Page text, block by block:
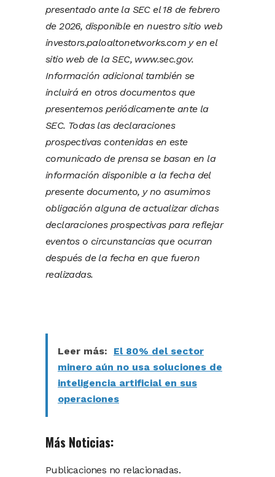
presentado ante la SEC el 18 de febrero
de 2026, disponible en nuestro sitio web
investors.paloaltonetworks.com y en el
sitio web de la SEC, www.sec.gov.
Información adicional también se
incluirá en otros documentos que
presentemos periódicamente ante la
SEC. Todas las declaraciones
prospectivas contenidas en este
comunicado de prensa se basan en la
información disponible a la fecha del
presente documento, y no asumimos
obligación alguna de actualizar dichas
declaraciones prospectivas para reflejar
eventos o circunstancias que ocurran
después de la fecha en que fueron
realizadas.
Leer más:
El 80% del sector
minero aún no usa soluciones de
inteligencia artificial en sus
operaciones
Más Noticias:
Publicaciones no relacionadas.